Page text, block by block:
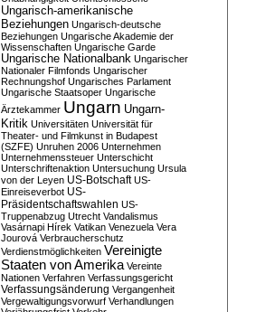
Ungarisch-amerikanische
Beziehungen Ungarisch-deutsche
Beziehungen Ungarische Akademie der
Wissenschaften Ungarische Garde
Ungarische Nationalbank Ungarischer
Nationaler Filmfonds Ungarischer
Rechnungshof Ungarisches Parlament
Ungarische Staatsoper Ungarische
Ärztekammer Ungarn Ungarn-
Kritik Universitäten Universität für
Theater- und Filmkunst in Budapest
(SZFE) Unruhen 2006 Unternehmen
Unternehmenssteuer Unterschicht
Unterschriftenaktion Untersuchung Ursula
von der Leyen US-Botschaft US-
Einreiseverbot US-
Präsidentschaftswahlen US-
Truppenabzug Utrecht Vandalismus
Vasárnapi Hírek Vatikan Venezuela Vera
Jourová Verbraucherschutz
Verdienstmöglichkeiten Vereinigte
Staaten von Amerika Vereinte
Nationen Verfahren Verfassungsgericht
Verfassungsänderung Vergangenheit
Vergewaltigungsvorwurf Verhandlungen